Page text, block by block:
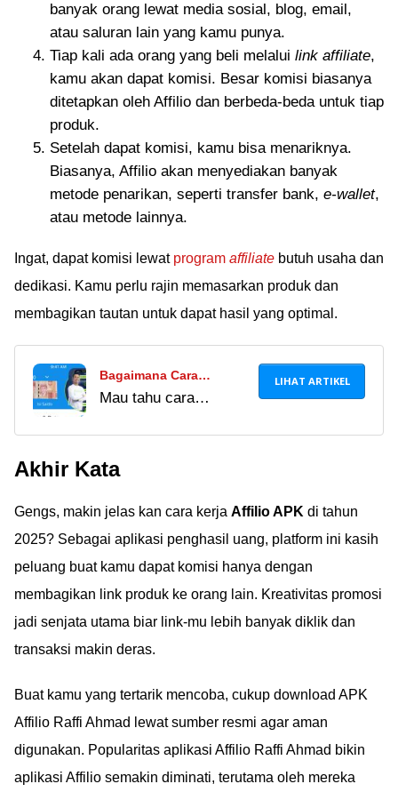
banyak orang lewat media sosial, blog, email,
atau saluran lain yang kamu punya.
Tiap kali ada orang yang beli melalui link affiliate,
kamu akan dapat komisi. Besar komisi biasanya
ditetapkan oleh Affilio dan berbeda-beda untuk tiap
produk.
Setelah dapat komisi, kamu bisa menariknya.
Biasanya, Affilio akan menyediakan banyak
metode penarikan, seperti transfer bank, e-wallet,
atau metode lainnya.
Ingat, dapat komisi lewat program affiliate butuh usaha dan
dedikasi. Kamu perlu rajin memasarkan produk dan
membagikan tautan untuk dapat hasil yang optimal.
Bagaimana Cara
Mendapatkan Saldo
Mau tahu cara
Simak panduan
untuk hasilkan saldo
DANA gratis langsung
dari HP kamu di sini!
LIHAT ARTIKEL
Akhir Kata
Gengs, makin jelas kan cara kerja Affilio APK di tahun
2025? Sebagai aplikasi penghasil uang, platform ini kasih
peluang buat kamu dapat komisi hanya dengan
membagikan link produk ke orang lain. Kreativitas promosi
jadi senjata utama biar link-mu lebih banyak diklik dan
transaksi makin deras.
Buat kamu yang tertarik mencoba, cukup download APK
Affilio Raffi Ahmad lewat sumber resmi agar aman
digunakan. Popularitas aplikasi Affilio Raffi Ahmad bikin
aplikasi Affilio semakin diminati, terutama oleh mereka